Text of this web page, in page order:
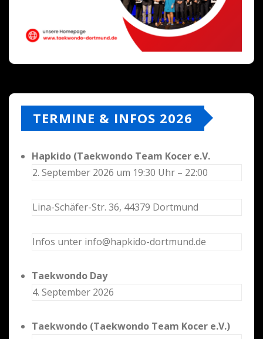
TERMINE & INFOS 2026
Hapkido (Taekwondo Team Kocer e.V.
2. September 2026 um 19:30 Uhr – 22:00
Lina-Schäfer-Str. 36, 44379 Dortmund
Infos unter info@hapkido-dortmund.de
Taekwondo Day
4. September 2026
Taekwondo (Taekwondo Team Kocer e.V.)